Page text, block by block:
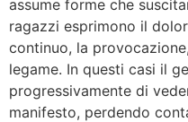
assume forme che
ragazzi esprimono il
continuo, la
legame. In questi casi il
progressivamente di
manifesto, perdendo